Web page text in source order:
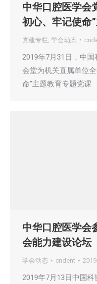
中华口腔医学会
初心、牢记使命
党建专栏 学会动态
2019年7月31日，中
会堂为机关直属单位
命”主题教育专题党课
中华口腔医学会
会能力建设论坛
学会动态 cndent
2019年7月13日中国